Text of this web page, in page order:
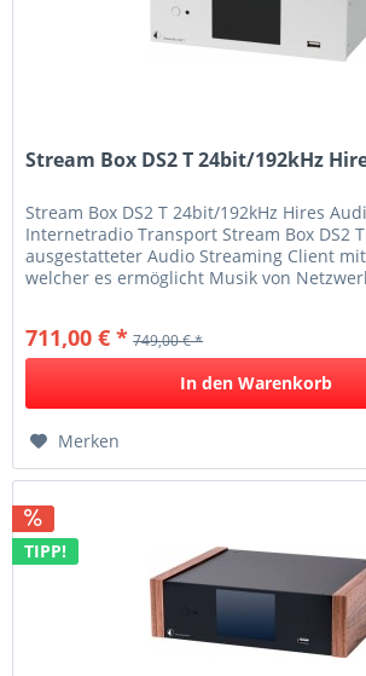
Stream Box DS2 T 24bit/192kHz
Stream Box DS2 T 24bit/192kHz Hires
Internetradio Transport Stream Box DS2
ausgestatteter Audio Streaming Client
welcher es ermöglicht Musik von
711,00 € * 749,00 € *
In den Warenkorb
Merken
TIPP!